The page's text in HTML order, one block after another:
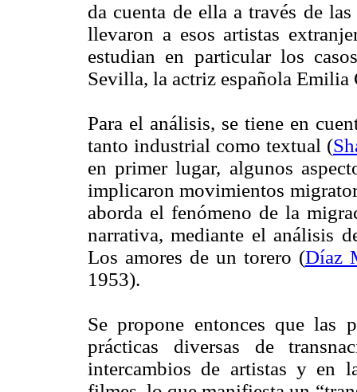
da cuenta de ella a través de
llevaron a esos artistas
estudian en particular los
Sevilla, la actriz española
Para el análisis, se tiene en
tanto industrial como textual (
en primer lugar, algunos
implicaron movimientos
aborda el fenómeno de la
narrativa, mediante el análisis
Los amores de un torero (Díaz
1953).
Se propone entonces que las
prácticas diversas de
intercambios de artistas y en